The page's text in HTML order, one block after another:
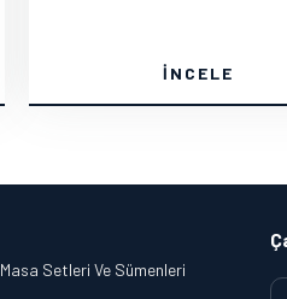
İNCELE
Masa Setleri Ve Sümenleri